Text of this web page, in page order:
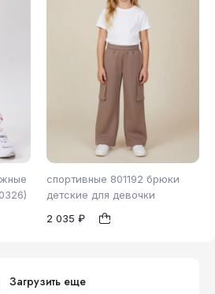
спортивные 801192 брюки
детские для девочки
2 035 ₽
Загрузить еще